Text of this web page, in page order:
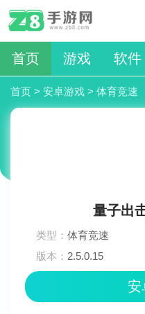
首页 游戏 软件
首页 > 安卓游戏 > 体育竞速
量子出
类型：体育竞速
版本： 2.5.0.15
安